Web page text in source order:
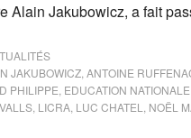
Alain Jakubowicz, a fait
JAKUBOWICZ ANTOINE
PHILIPPE EDUCATION NATIONALE
LICRA LUC CHATEL NOËL